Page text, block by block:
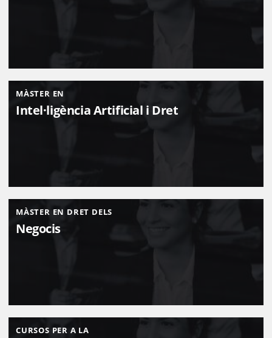
MÀSTER EN
Intel·ligència Artificial i Dret
MÀSTER EN DRET DELS
Negocis
CURSOS PER A LA